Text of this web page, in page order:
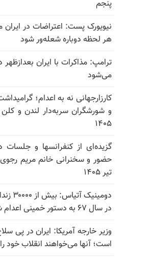
پنجم
نیویورک پست: اعتراضات در
هر لحظه دوباره شعله‌ور شود
ترامپ: مذاکرات با ایران بعدازظهر
می‌شود
کارزارجهانی نه به اعدام؛
۱۴۰۵
گزیده‌ای از کنفرانسها و جلسات در
تیر ۱۴۰۵
در سال ۶۷ به دستور خمینی اعدام شدند
وزیر خارجه آمریکا: ایران در پی
است؛ آنها می‌خواهند انقلاب خود